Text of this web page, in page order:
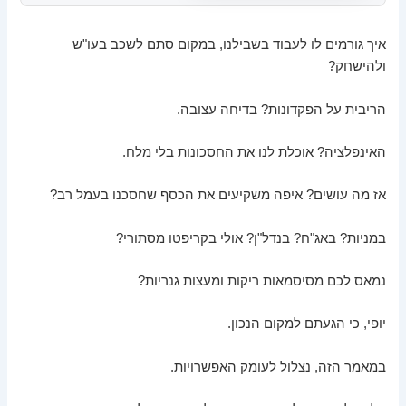
איך גורמים לו לעבוד בשבילנו, במקום סתם לשכב בעו"ש
ולהישחק?
הריבית על הפקדונות? בדיחה עצובה.
האינפלציה? אוכלת לנו את החסכונות בלי מלח.
אז מה עושים? איפה משקיעים את הכסף שחסכנו בעמל רב?
במניות? באג"ח? בנדל"ן? אולי בקריפטו מסתורי?
נמאס לכם מסיסמאות ריקות ומעצות גנריות?
יופי, כי הגעתם למקום הנכון.
במאמר הזה, נצלול לעומק האפשרויות.